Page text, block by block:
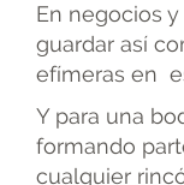
En negocios
guardar así
efímeras en
Y para una
formando
cualquier